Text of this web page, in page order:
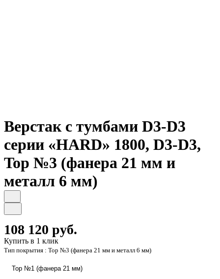
Верстак с тумбами D3-D3
серии «HARD» 1800, D3-D3,
Top №3 (фанера 21 мм и
металл 6 мм)
108 120 руб.
Купить в 1 клик
Тип покрытия : Top №3 (фанера 21 мм и металл 6 мм)
Top №1 (фанера 21 мм)